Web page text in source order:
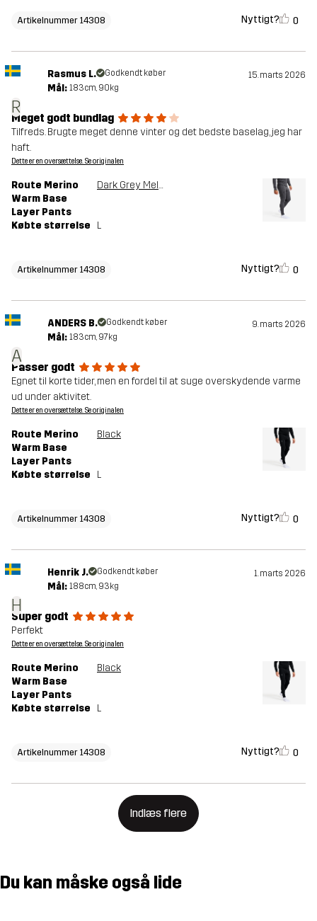
Artikelnummer 14308 Nyttigt? 0
R
Rasmus L. Godkendt køber 15. marts 2026
Mål: 183cm, 90kg
Meget godt bundlag
Tilfreds. Brugte meget denne vinter og det bedste baselag, jeg har
haft.
Dette er en oversættelse. Se originalen
Route Merino
Warm Base
Layer Pants
Dark Grey Melange
Købte størrelse L
Artikelnummer 14308 Nyttigt? 0
A
ANDERS B. Godkendt køber 9. marts 2026
Mål: 183cm, 97kg
Passer godt
Egnet til korte tider, men en fordel til at suge overskydende varme
ud under aktivitet.
Dette er en oversættelse. Se originalen
Route Merino
Warm Base
Layer Pants
Black
Købte størrelse L
Artikelnummer 14308 Nyttigt? 0
H
Henrik J. Godkendt køber 1. marts 2026
Mål: 188cm, 93kg
Super godt
Perfekt
Dette er en oversættelse. Se originalen
Route Merino
Warm Base
Layer Pants
Black
Købte størrelse L
Artikelnummer 14308 Nyttigt? 0
Indlæs flere
Du kan måske også lide